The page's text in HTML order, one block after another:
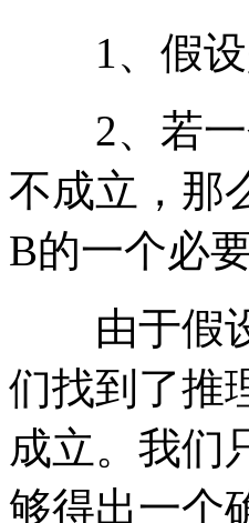
1、假设
2、若一
不成立，那
B的一个必
由于假设
们找到了推
成立。我们
够得出一个